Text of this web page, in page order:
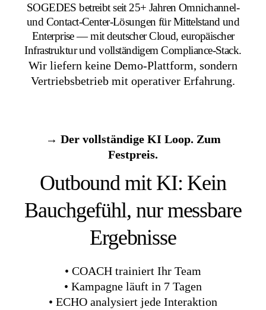
SOGEDES betreibt seit 25+ Jahren Omnichannel-
und Contact-Center-Lösungen für Mittelstand und
Enterprise — mit deutscher Cloud, europäischer
Infrastruktur und vollständigem Compliance-Stack.
Wir liefern keine Demo-Plattform, sondern
Vertriebsbetrieb mit operativer Erfahrung.
→ Der vollständige KI Loop. Zum
Festpreis.
Outbound mit KI: Kein
Bauchgefühl, nur messbare
Ergebnisse
• COACH trainiert Ihr Team
• Kampagne läuft in 7 Tagen
• ECHO analysiert jede Interaktion